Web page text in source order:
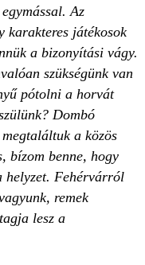
Az
karakteres játékosok
a bizonyítási vágy.
szükségünk van
pótolni a horvát
Dombó
a közös
bízom benne, hogy
helyzet. Fehérvárról
remek
lesz a